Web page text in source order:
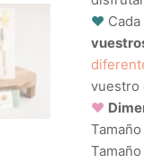
♥
vuestro
♥